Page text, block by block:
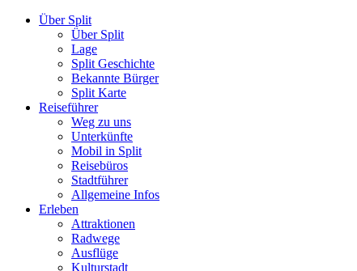
Über Split
Über Split
Lage
Split Geschichte
Bekannte Bürger
Split Karte
Reiseführer
Weg zu uns
Unterkünfte
Mobil in Split
Reisebüros
Stadtführer
Allgemeine Infos
Erleben
Attraktionen
Radwege
Ausflüge
Kulturstadt